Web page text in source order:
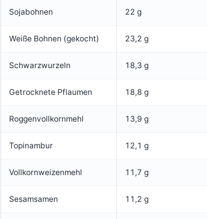
Sojabohnen 22 g
Weiße Bohnen (gekocht) 23,2 g
Schwarzwurzeln 18,3 g
Getrocknete Pflaumen 18,8 g
Roggenvollkornmehl 13,9 g
Topinambur 12,1 g
Vollkornweizenmehl 11,7 g
Sesamsamen 11,2 g